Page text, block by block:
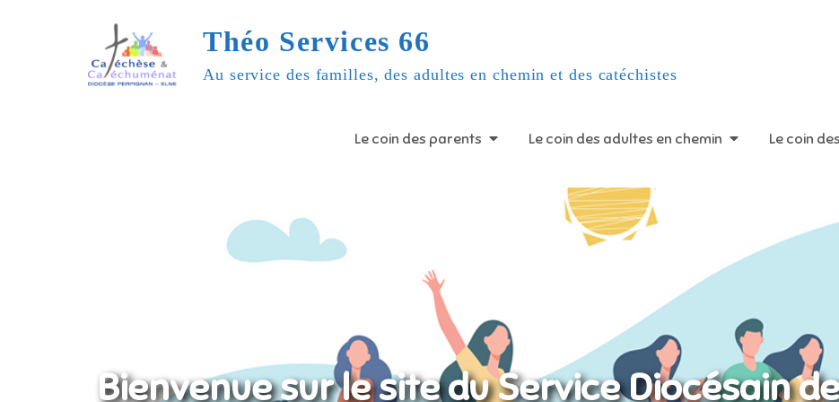
Théo Services 66
Au service des familles, des adultes en chemin et des catéchistes
Le coin des parents Le coin des adultes en chemin Le coin
Bienvenue sur le site du Service Diocésain